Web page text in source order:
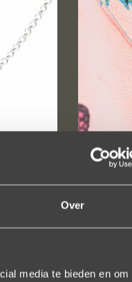
Over
media te bieden en om